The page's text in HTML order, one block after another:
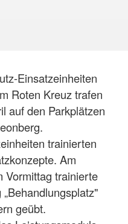
Einsatzeinheiten
Roten Kreuz trafen
auf den Parkplätzen
trainierten
Am
Vormittag trainierte
geübt.